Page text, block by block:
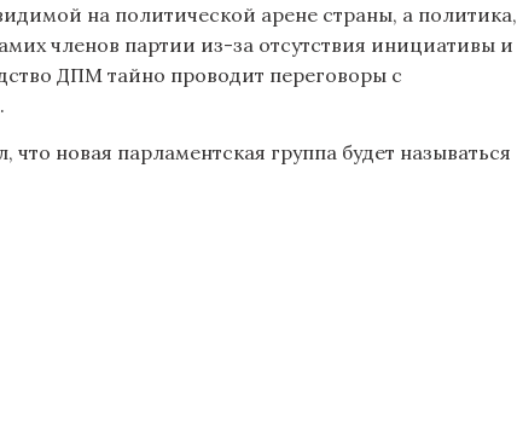
на политической арене страны, а политика,
членов партии из-за отсутствия инициативы и
ДПМ тайно проводит переговоры с
новая парламентская группа будет называться